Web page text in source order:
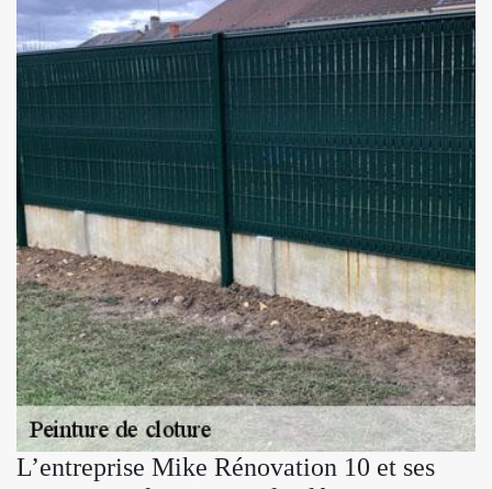
L’entreprise Mike Rénovation 10 et ses